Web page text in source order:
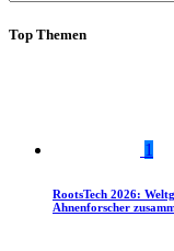
Top Themen
1
RootsTech 2026:
Ahnenforscher